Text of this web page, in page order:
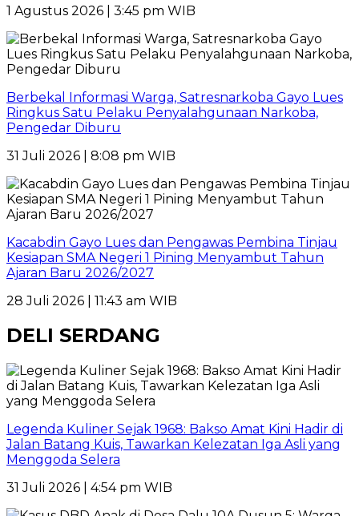
1 Agustus 2026 | 3:45 pm WIB
Berbekal Informasi Warga, Satresnarkoba Gayo Lues
Ringkus Satu Pelaku Penyalahgunaan Narkoba,
Pengedar Diburu
31 Juli 2026 | 8:08 pm WIB
Kacabdin Gayo Lues dan Pengawas Pembina Tinjau
Kesiapan SMA Negeri 1 Pining Menyambut Tahun
Ajaran Baru 2026/2027
28 Juli 2026 | 11:43 am WIB
DELI SERDANG
Legenda Kuliner Sejak 1968: Bakso Amat Kini Hadir di
Jalan Batang Kuis, Tawarkan Kelezatan Iga Asli yang
Menggoda Selera
31 Juli 2026 | 4:54 pm WIB